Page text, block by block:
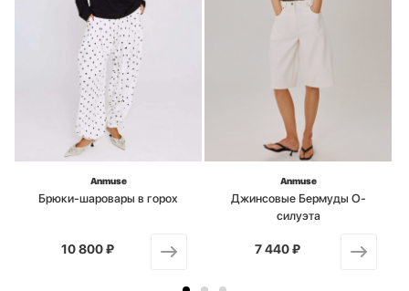
Anmuse
Брюки-шаровары в горох
от
10 800 ₽
Anmuse
Джинсовые Бермуды О-
силуэта
от
7 440 ₽